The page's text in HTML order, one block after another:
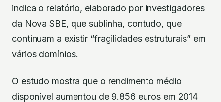
indica o relatório, elaborado por investigadores
da Nova SBE, que sublinha, contudo, que
continuam a existir “fragilidades estruturais” em
vários domínios.
O estudo mostra que o rendimento médio
disponível aumentou de 9.856 euros em 2014